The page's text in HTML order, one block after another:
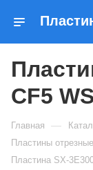
CF5
Главная —
Пластины отрезные
Пластина SX-